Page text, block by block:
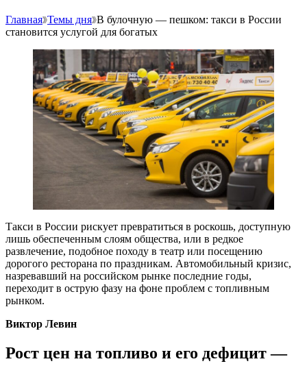
Главная Темы дня В булочную — пешком: такси в России
становится услугой для богатых
Такси в России рискует превратиться в роскошь, доступную
лишь обеспеченным слоям общества, или в редкое
развлечение, подобное походу в театр или посещению
дорогого ресторана по праздникам. Автомобильный кризис,
назревавший на российском рынке последние годы,
переходит в острую фазу на фоне проблем с топливным
рынком.
Виктор Левин
Рост цен на топливо и его дефицит —